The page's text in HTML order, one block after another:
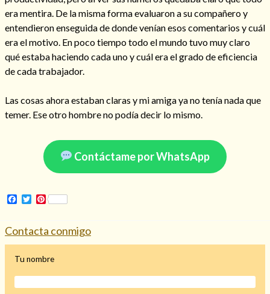
era mentira. De la misma forma evaluaron a su compañero y
entendieron enseguida de donde venían esos comentarios y cuál
era el motivo. En poco tiempo todo el mundo tuvo muy claro
qué estaba haciendo cada uno y cuál era el grado de eficiencia
de cada trabajador.
Las cosas ahora estaban claras y mi amiga ya no tenía nada que
temer. Ese otro hombre no podía decir lo mismo.
Contáctame por WhatsApp
Facebook
Twitter
Pinterest
Contacta conmigo
Tu nombre